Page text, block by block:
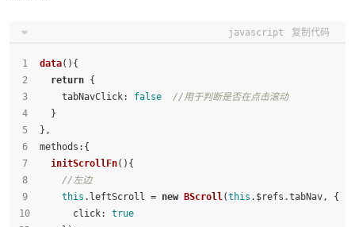
javascript 复制代码
data( ){
return {
tabNavClick: false
//用于判断是否在点击滚动
  }
},
methods :{
initScrollFn( ){
//左边
this . leftScroll = new BScroll(this . $refs .tabNav, {
click: true